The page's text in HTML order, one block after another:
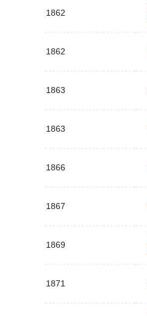
1862
1862
1863
1863
1866
1867
1869
1871